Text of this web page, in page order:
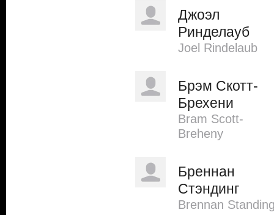
Джоэл
Ринделауб
Joel Rindelaub
Брэм Скотт-
Брехени
Bram Scott-
Breheny
Бреннан
Стэндинг
Brennan